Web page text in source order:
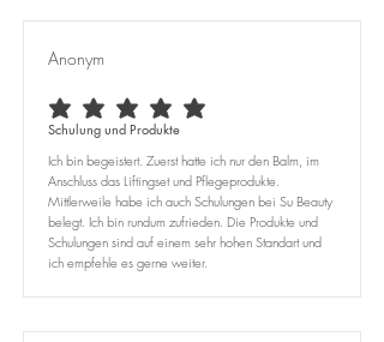
Anonym
durchschnittliches Rating ist 5 von 5
Schulung und Produkte
Ich bin begeistert. Zuerst hatte ich nur den Balm, im
Anschluss das Liftingset und Pflegeprodukte.
Mittlerweile habe ich auch Schulungen bei Su Beauty
belegt. Ich bin rundum zufrieden. Die Produkte und
Schulungen sind auf einem sehr hohen Standart und
ich empfehle es gerne weiter.